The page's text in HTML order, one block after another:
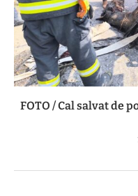
FOTO / Cal salvat de